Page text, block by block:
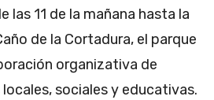
las 11 de la mañana hasta la
de la Cortadura, el parque
organizativa de
sociales y educativas.